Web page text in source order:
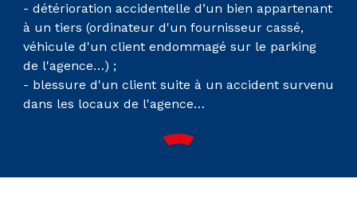
- détérioration accidentelle d’un bien appartenant
à un tiers (ordinateur d'un fournisseur cassé,
véhicule d'un client endommagé sur le parking
de l'agence…) ;
- blessure d'un client suite à un accident survenu
dans les locaux de l'agence…